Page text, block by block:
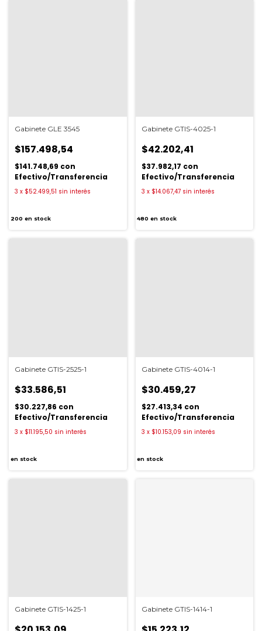
Gabinete GLE 3545
$157.498,54
$141.748,69 con
Efectivo/Transferencia
3 x $52.499,51 sin interés
200 en stock
Gabinete GTIS-4025-1
$42.202,41
$37.982,17 con
Efectivo/Transferencia
3 x $14.067,47 sin interés
480 en stock
Gabinete GTIS-2525-1
$33.586,51
$30.227,86 con
Efectivo/Transferencia
3 x $11.195,50 sin interés
en stock
Gabinete GTIS-4014-1
$30.459,27
$27.413,34 con
Efectivo/Transferencia
3 x $10.153,09 sin interés
en stock
Gabinete GTIS-1425-1 Gabinete GTIS-1414-1